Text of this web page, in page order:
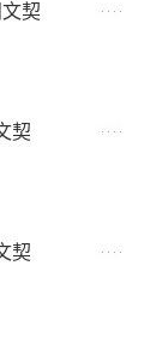
契
契
契